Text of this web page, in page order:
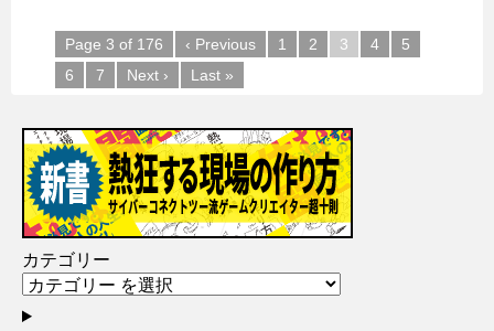
Page 3 of 176 ‹ Previous 1 2 3 4
5
6
7 Next › Last »
カテゴリー